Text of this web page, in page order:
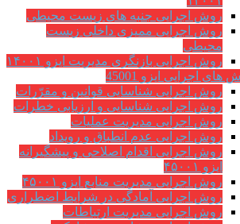
روش اجرایی جنبه های زیست محیطی
روش اجرایی ممیزی داخلی زیست
محیطی
روش اجرایی بازنگری مدیریت ایزو ۱۴۰۰۱
های اجرایی ایزو 45001
روش اجرایی شناسایی قوانین و مقرّرات
روش اجرایی شناسایی و ارزیابی خطرات
روش اجرایی مدیریت عملیات
روش اجرایی عدم انطباق و رویداد
روش اجرایی اقدام اصلاحی و پیشگیرانه
ایزو ۴۵۰۰۱
روش اجرایی مدیریت منابع ایزو ۴۵۰۰۱
روش اجرایی آمادگی در شرایط اضطراری
روش اجرایی مدیریت ارتباطات